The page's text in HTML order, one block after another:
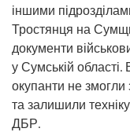
іншими
Тростянця на
документи
у Сумській області.
окупанти не змогли
та залишили
ДБР.